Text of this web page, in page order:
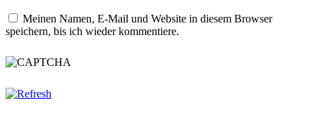
Meinen Namen, E-Mail und Website in diesem Browser
speichern, bis ich wieder kommentiere.